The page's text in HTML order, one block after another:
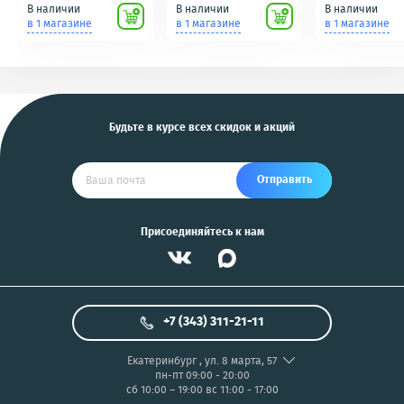
Scher-Khan,
Tomahawk, Pandora,
В наличии
в 1 магазине
для фотоаппаратов
NIKON/SONY COOL
В наличии
в 1 магазине
В наличии
в 1 магазине
Будьте в курсе всех скидок и акций
Отправить
Присоединяйтесь к нам
+7 (343) 311-21-11
Екатеринбург, ул. 8 марта, 57
пн-пт 09:00 - 20:00
сб 10:00 – 19:00 вс 11:00 - 17:00